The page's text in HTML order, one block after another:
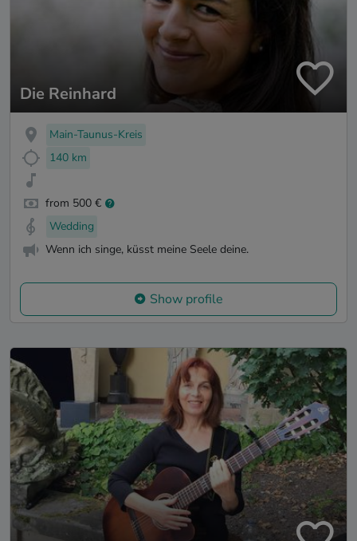
Die Reinhard
Main-Taunus-Kreis
140 km
from 500 €
Wedding
Wenn ich singe, küsst meine Seele deine.
Show profile